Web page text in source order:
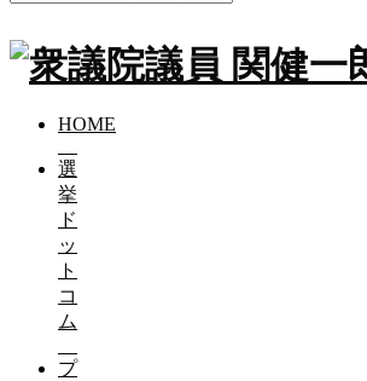
HOME
選
挙
ド
ッ
ト
コ
ム
プ
ブログ（活動報
カテゴリー:
2017-02-02
月1回のニュースカフェ☕😌✨ きょう...